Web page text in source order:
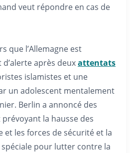
veut répondre en cas de
que l’Allemagne est
après deuxattentats
islamistes et une
un adolescent mentalement
Berlin a annoncé des
la hausse des
et les forces de sécurité et la
pour lutter contre la